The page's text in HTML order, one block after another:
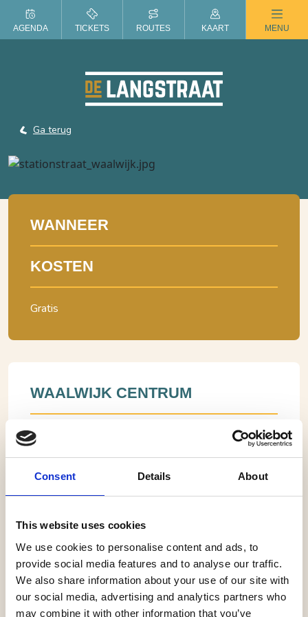
Consent Details About
This website uses cookies
We use cookies to personalise content and ads, to
provide social media features and to analyse our traffic.
We also share information about your use of our site with
our social media, advertising and analytics partners who
may combine it with other information that you’ve
ZOMER IN DE LANGSTRAAT
Ga terug
Waalwijk, Waalwijk Centrum
Koopzondag Waalwijk Centrum
WANNEER
KOSTEN
Gratis
WAALWIJK CENTRUM
, Waalwijk
Routebeschrijving
Bel:
BEKIJK WEBSITE
AGENDA TICKETS ROUTES KAART MENU